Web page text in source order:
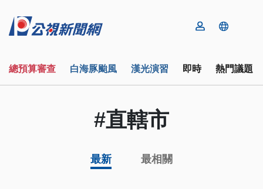
總預算審查 白海豚颱風 漢光演習 即時 熱門議題
#直轄市
最新 最相關